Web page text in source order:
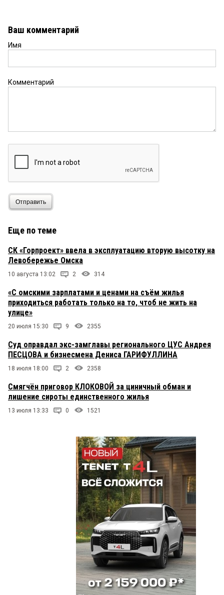
Ваш комментарий
Имя
Комментарий
Отправить
Еще по теме
СК «Горпроект» ввела в эксплуатацию вторую высотку на
Левобережье Омска
10 августа 13:02 2 314
«С омскими зарплатами и ценами на съём жилья
приходиться работать только на то, чтоб не жить на
улице»
20 июля 15:30 9 2355
Суд оправдал экс-замглавы регионального ЦУС Андрея
ПЕСЦОВА и бизнесмена Дениса ГАРИФУЛЛИНА
18 июля 18:00 2 2358
Смягчён приговор КЛОКОВОЙ за циничный обман и
лишение сироты единственного жилья
13 июля 13:33 0 1521